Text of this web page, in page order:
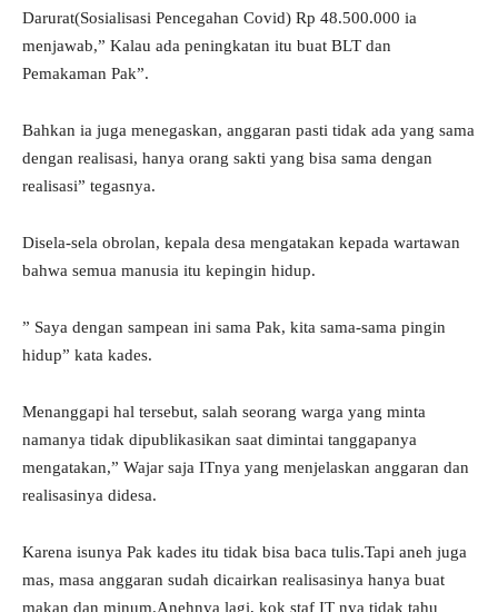
Darurat(Sosialisasi Pencegahan Covid) Rp 48.500.000 ia
menjawab,” Kalau ada peningkatan itu buat BLT dan
Pemakaman Pak”.
Bahkan ia juga menegaskan, anggaran pasti tidak ada yang sama
dengan realisasi, hanya orang sakti yang bisa sama dengan
realisasi” tegasnya.
Disela-sela obrolan, kepala desa mengatakan kepada wartawan
bahwa semua manusia itu kepingin hidup.
” Saya dengan sampean ini sama Pak, kita sama-sama pingin
hidup” kata kades.
Menanggapi hal tersebut, salah seorang warga yang minta
namanya tidak dipublikasikan saat dimintai tanggapanya
mengatakan,” Wajar saja ITnya yang menjelaskan anggaran dan
realisasinya didesa.
Karena isunya Pak kades itu tidak bisa baca tulis.Tapi aneh juga
mas, masa anggaran sudah dicairkan realisasinya hanya buat
makan dan minum.Anehnya lagi, kok staf IT nya tidak tahu